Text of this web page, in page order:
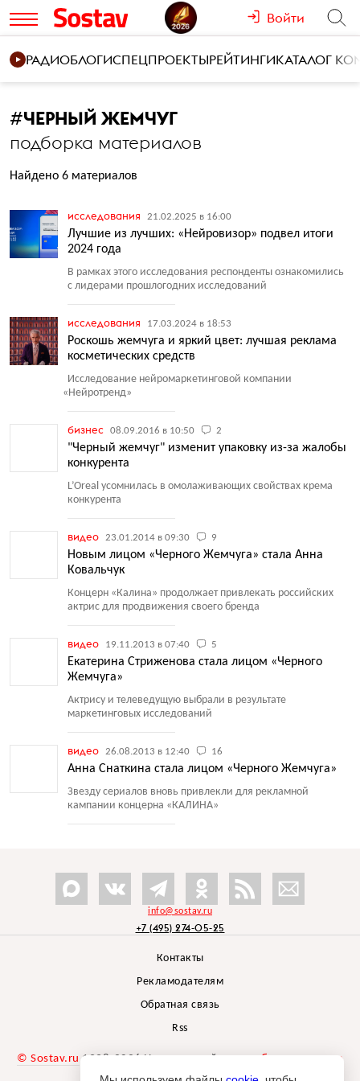
Войти
РАДИОБЛОГИСПЕЦПРОЕКТЫРЕЙТИНГИКАТАЛОГ
#ЧЕРНЫЙ ЖЕМЧУГ
подборка материалов
Найдено 6 материалов
исследования 21.02.2025 в 16:00
Лучшие из лучших: «Нейровизор» подвел итоги
2024 года
В рамках этого исследования респонденты ознакомились
с лидерами прошлогодних исследований
исследования 17.03.2024 в 18:53
Роскошь жемчуга и яркий цвет: лучшая реклама
косметических средств
Исследование нейромаркетинговой компании
«Нейротренд»
бизнес 08.09.2016 в 10:50 2
"Черный жемчуг" изменит упаковку из-за жалобы
конкурента
L’Oreal усомнилась в омолаживающих свойствах крема
конкурента
видео 23.01.2014 в 09:30 9
Новым лицом «Черного Жемчуга» стала Анна
Ковальчук
Концерн «Калина» продолжает привлекать российских
актрис для продвижения своего бренда
видео 19.11.2013 в 07:40 5
Екатерина Стриженова стала лицом «Черного
Жемчуга»
Актрису и телеведущую выбрали в результате
маркетинговых исследований
видео 26.08.2013 в 12:40 16
Анна Снаткина стала лицом «Черного Жемчуга»
Звезду сериалов вновь привлекли для рекламной
кампании концерна «КАЛИНА»
info@sostav.ru
+7 (495) 274-05-25
Контакты
Рекламодателям
Обратная связь
Rss
© Sostav.ru 1998-2026 Независимый проектбрендингового
агентства Depot